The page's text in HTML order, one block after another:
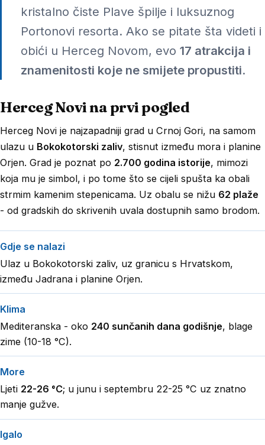
kristalno čiste Plave špilje i luksuznog
Portonovi resorta. Ako se pitate šta videti i
obići u Herceg Novom, evo 17 atrakcija i
znamenitosti koje ne smijete propustiti.
Herceg Novi na prvi pogled
Herceg Novi je najzapadniji grad u Crnoj Gori, na samom
ulazu u Bokokotorski zaliv, stisnut između mora i planine
Orjen. Grad je poznat po 2.700 godina istorije, mimozi
koja mu je simbol, i po tome što se cijeli spušta ka obali
strmim kamenim stepenicama. Uz obalu se nižu 62 plaže
- od gradskih do skrivenih uvala dostupnih samo brodom.
Gdje se nalazi
Ulaz u Bokokotorski zaliv, uz granicu s Hrvatskom,
između Jadrana i planine Orjen.
Klima
Mediteranska - oko 240 sunčanih dana godišnje, blage
zime (10-18 °C).
More
Ljeti 22-26 °C; u junu i septembru 22-25 °C uz znatno
manje gužve.
Igalo